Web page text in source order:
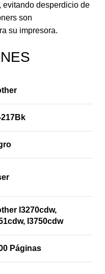
evitando desperdicio de
son
su impresora.
l3270cdw,
l3750cdw
Páginas